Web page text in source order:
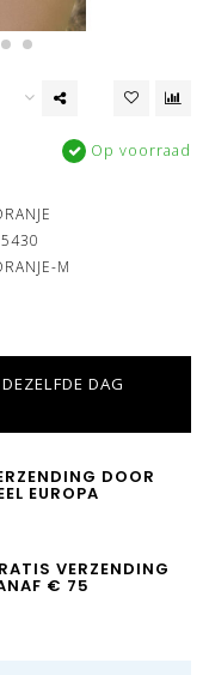
Op voorraad
M
DAG
DOOR
EUROPA
VERZENDING
€ 75